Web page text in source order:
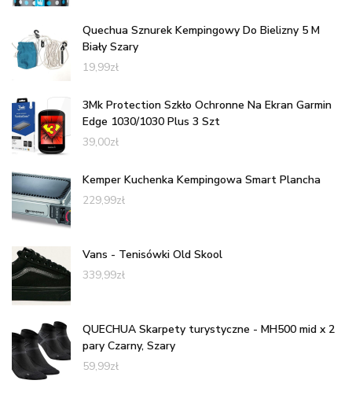
Quechua Sznurek Kempingowy Do Bielizny 5 M
Biały Szary
19,99zł
3Mk Protection Szkło Ochronne Na Ekran Garmin
Edge 1030/1030 Plus 3 Szt
39,00zł
Kemper Kuchenka Kempingowa Smart Plancha
229,99zł
Vans - Tenisówki Old Skool
339,99zł
QUECHUA Skarpety turystyczne - MH500 mid x 2
pary Czarny, Szary
59,99zł